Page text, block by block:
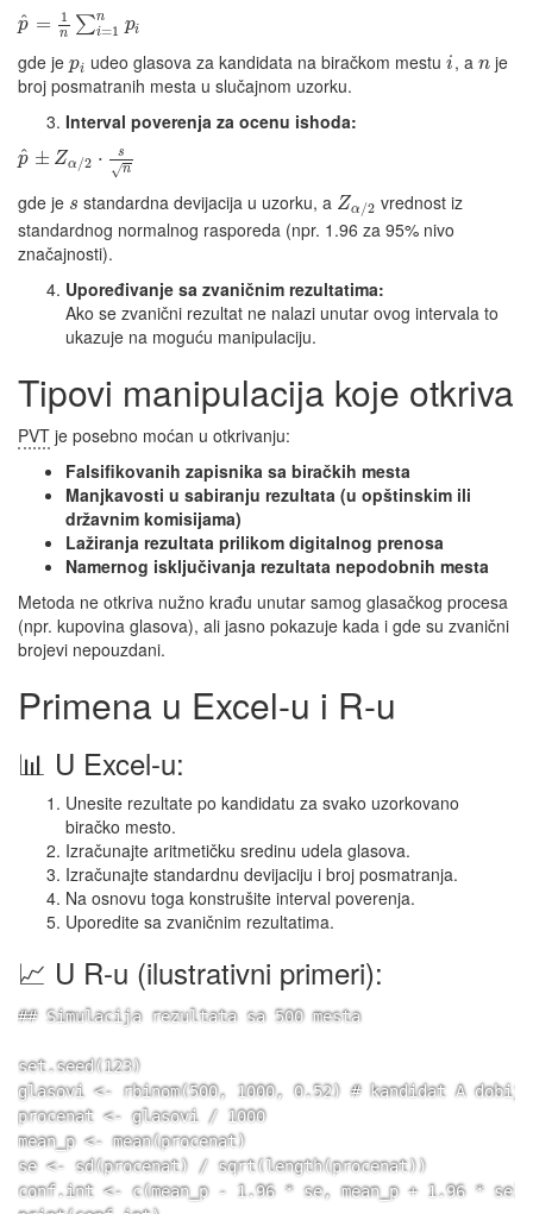
p
^ = 1
n ∑n
i=1 pi
gde je pi ​ udeo glasova za kandidata na biračkom mestui, a nje
broj posmatranih mesta u slučajnom uzorku.
Interval poverenja za ocenu ishoda:
p
^ ± Zα/2 ⋅
s
n
√
gde je s standardna devijacija u uzorku, a Zα/2 ​ vrednost iz
standardnog normalnog rasporeda (npr. 1.96 za 95% nivo
značajnosti).
Upoređivanje sa zvaničnim rezultatima:
Ako se zvanični rezultat ne nalazi unutar ovog intervala to
ukazuje na moguću manipulaciju.
Tipovi manipulacija koje otkriva
PVT je posebno moćan u otkrivanju:
Falsifikovanih zapisnika sa biračkih mesta
Manjkavosti u sabiranju rezultata (u opštinskim ili
državnim komisijama)
Lažiranja rezultata prilikom digitalnog prenosa
Namernog isključivanja rezultata nepodobnih mesta
Metoda ne otkriva nužno krađu unutar samog glasačkog procesa
(npr. kupovina glasova), ali jasno pokazuje kada i gde su zvanični
brojevi nepouzdani.
Primena u Excel-u i R-u
📊 U Excel-u:
Unesite rezultate po kandidatu za svako uzorkovano
biračko mesto.
Izračunajte aritmetičku sredinu udela glasova.
Izračunajte standardnu devijaciju i broj posmatranja.
Na osnovu toga konstrušite interval poverenja.
Uporedite sa zvaničnim rezultatima.
📈 U R-u (ilustrativni primeri):
## Simulacija rezultata sa 500 mesta
set.seed(123)
glasovi <- rbinom(500, 1000, 0.52) # kandidat A dobija
procenat <- glasovi / 1000
mean_p <- mean(procenat)
se <- sd(procenat) / sqrt(length(procenat))
conf.int <- c(mean_p - 1.96 * se, mean_p + 1.96 * se)